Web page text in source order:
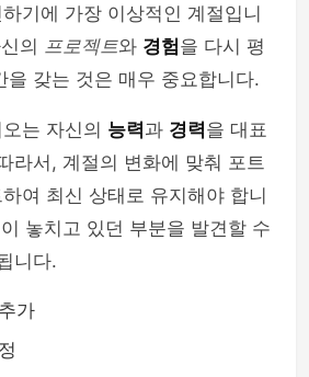
기에 가장 이상적인 계절입니
의 프로젝트와 경험을 다시 평
을 갖는 것은 매우 중요합니다.
는 자신의 능력과 경력을 대표
라서, 계절의 변화에 맞춰 포트
여 최신 상태로 유지해야 합니
놓치고 있던 부분을 발견할 수
니다.
가